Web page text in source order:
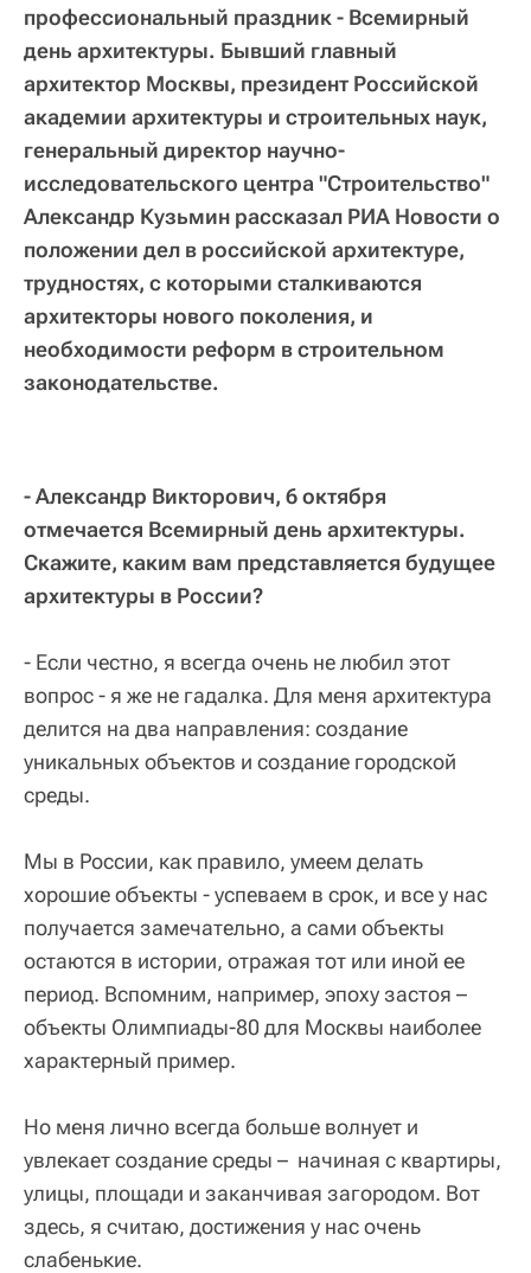
профессиональный праздник - Всемирный
день архитектуры. Бывший главный
архитектор Москвы, президент Российской
академии архитектуры и строительных наук,
генеральный директор научно-
исследовательского центра "Строительство"
Александр Кузьмин рассказал РИА Новости о
положении дел в российской архитектуре,
трудностях, с которыми сталкиваются
архитекторы нового поколения, и
необходимости реформ в строительном
законодательстве.
- Александр Викторович, 6 октября
отмечается Всемирный день архитектуры.
Скажите, каким вам представляется будущее
архитектуры в России?
- Если честно, я всегда очень не любил этот
вопрос - я же не гадалка. Для меня архитектура
делится на два направления: создание
уникальных объектов и создание городской
среды.
Мы в России, как правило, умеем делать
хорошие объекты - успеваем в срок, и все у нас
получается замечательно, а сами объекты
остаются в истории, отражая тот или иной ее
период. Вспомним, например, эпоху застоя –
объекты Олимпиады-80 для Москвы наиболее
характерный пример.
Но меня лично всегда больше волнует и
увлекает создание среды – начиная с квартиры,
улицы, площади и заканчивая загородом. Вот
здесь, я считаю, достижения у нас очень
слабенькие.